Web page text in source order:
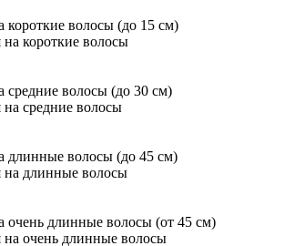
короткие волосы (до 15 см)
средние волосы (до 30 см)
длинные волосы (до 45 см)
очень длинные волосы (от 45 см)